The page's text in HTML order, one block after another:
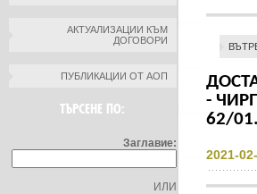
АКТУАЛИЗАЦИИ КЪМ
ДОГОВОРИ
ПУБЛИКАЦИИ ОТ АОП
ТЪРСЕНЕ ПО:
Заглавие:
ИЛИ
-
62/
2021-